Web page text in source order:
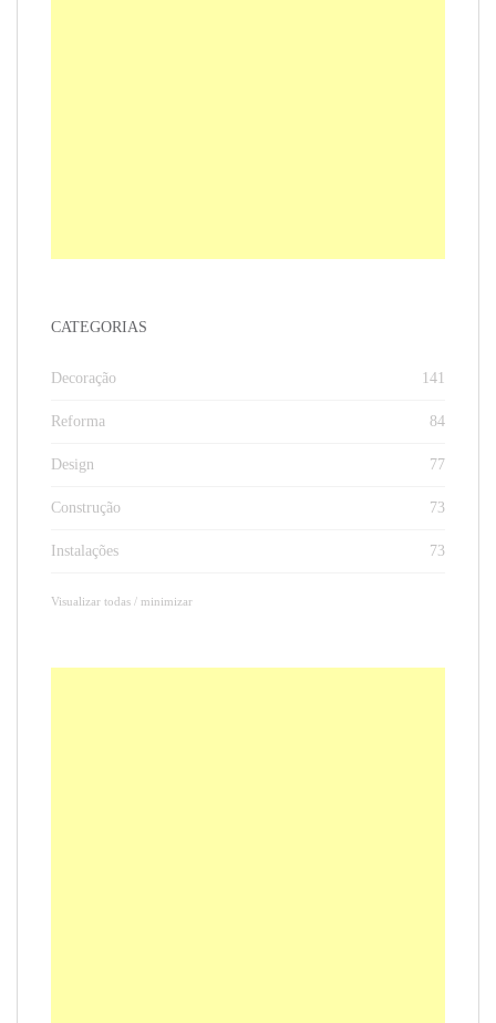
CATEGORIAS
Decoração 141
Reforma 84
Design 77
Construção 73
Instalações 73
Visualizar todas / minimizar